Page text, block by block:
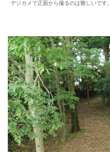
デジカメで正面から撮るのは難しいです。